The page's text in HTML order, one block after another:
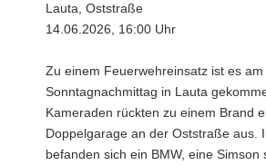
Lauta, Oststraße
14.06.2026, 16:00 Uhr
Zu einem Feuerwehreinsatz ist es am
Sonntagnachmittag in Lauta
Kameraden rückten zu einem Brand
Doppelgarage an der Oststraße aus.
befanden sich ein BMW, eine Simson